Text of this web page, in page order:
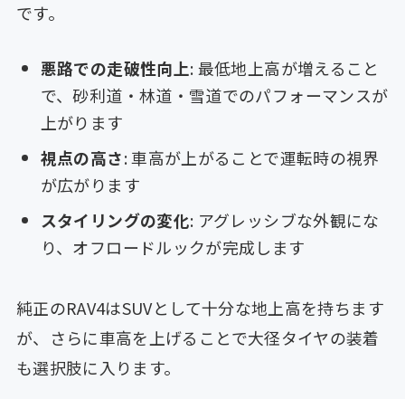
です。
悪路での走破性向上: 最低地上高が増えること
で、砂利道・林道・雪道でのパフォーマンスが
上がります
視点の高さ: 車高が上がることで運転時の視界
が広がります
スタイリングの変化: アグレッシブな外観にな
り、オフロードルックが完成します
純正のRAV4はSUVとして十分な地上高を持ちます
が、さらに車高を上げることで大径タイヤの装着
も選択肢に入ります。